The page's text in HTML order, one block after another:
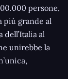
persone,
più grande al
al
unirebbe la